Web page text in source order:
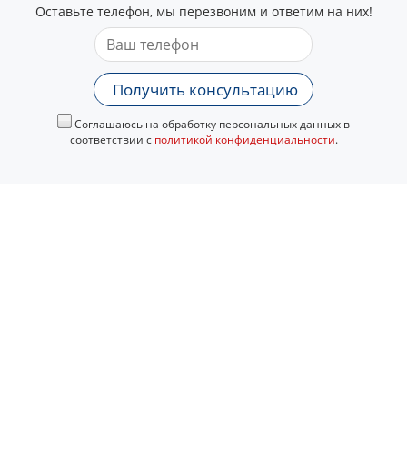
Оставьте телефон, мы перезвоним и ответим на них!
Получить консультацию
Соглашаюсь на обработку персональных данных в
соответствии с политикой конфиденциальности.